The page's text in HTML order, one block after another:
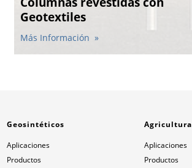
Geotextiles
Más Información
Geosintéticos
Aplicaciones
Productos
Agricultura
Aplicaciones
Productos